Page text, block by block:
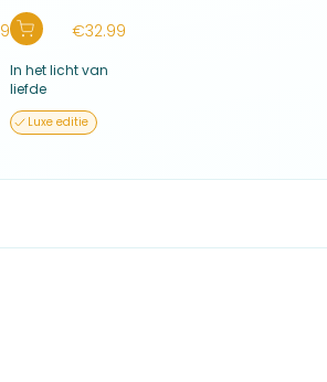
te raken maakt eigenlijk niet zoveel uit. Is dit
een andere kijk op hoe hij of zij de dingen
levenswijsheden uit mijn verhaal kunnen
kan vinden in de manier waarop ik het tegen
om mijn woorden, mijn zinnen of mijn
die naar boven komen? Wordt er een
€32.99
In het licht van
liefde
Luxe editie